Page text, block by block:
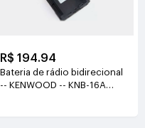
R$ 194.94
Bateria de rádio bidirecional
-- KENWOOD -- KNB-16A